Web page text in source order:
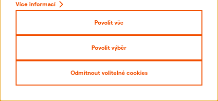
Více informací
Povolit vše
Povolit výběr
Odmítnout volitelné cookies
Přihlásit se
Prohlášení o přístupnosti